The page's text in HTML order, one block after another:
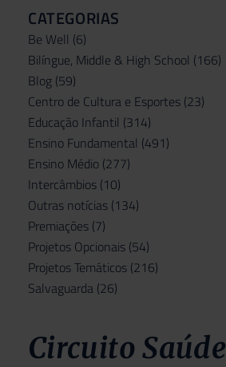
CATEGORIAS
Be Well (6)
Bilíngue, Middle & High School (166)
Blog (59)
Centro de Cultura e Esportes (23)
Educação Infantil (314)
Ensino Fundamental (491)
Ensino Médio (277)
Intercâmbios (10)
Outras notícias (134)
Premiações (7)
Projetos Opcionais (54)
Projetos Temáticos (216)
Salvaguarda (26)
Circuito Saúde